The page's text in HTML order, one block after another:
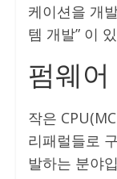
케이션을 개
템 개발” 이
펌웨어
작은
리패럴들로
발하는 분야